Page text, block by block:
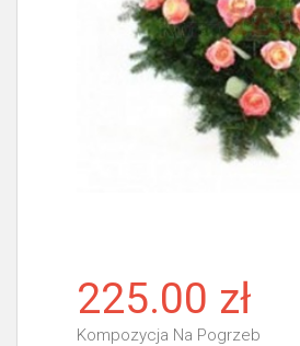
225.00 zł
Kompozycja Na Pogrzeb